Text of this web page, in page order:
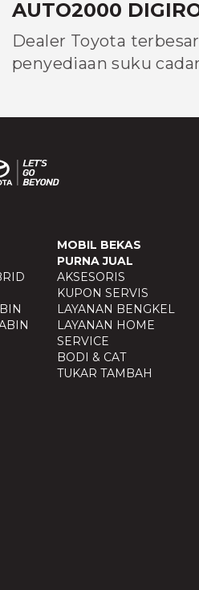
AUTO2000
Dealer Toyota
penyediaan suku
MOBIL BEKAS
PURNA JUAL
AKSESORIS
KUPON SERVIS
LAYANAN BENGKEL
LAYANAN HOME
SERVICE
BODI & CAT
TUKAR TAMBAH